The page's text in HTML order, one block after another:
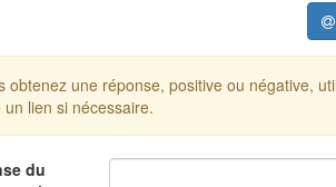
obtenez une réponse, positive ou négative,
un lien si nécessaire.
du